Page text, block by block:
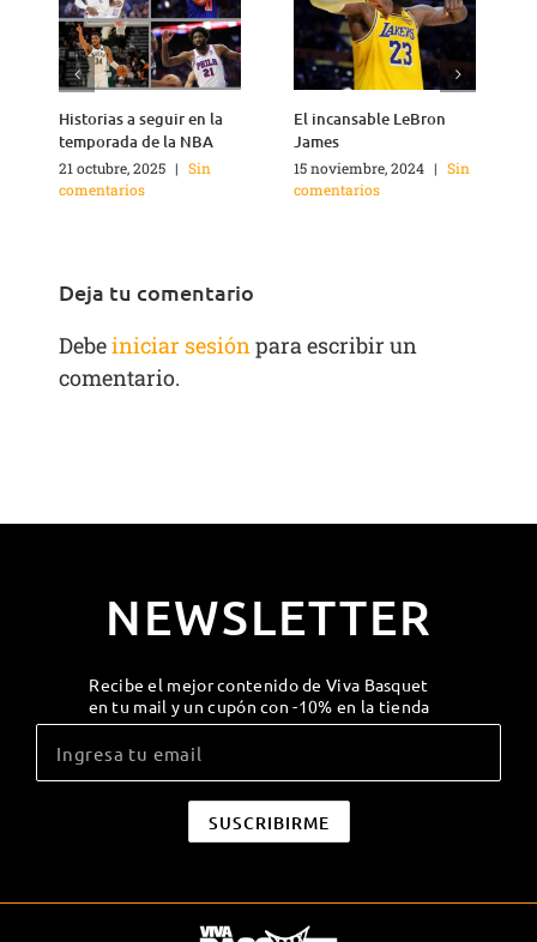
Historias a seguir en la
temporada de la NBA
21 octubre, 2025 | Sin
comentarios
El incansable LeBron
James
15 noviembre, 2024 | Sin
comentarios
Deja tu comentario
Debeiniciar sesiónpara escribir un
comentario.
NEWSLETTER
Recibe el mejor contenido de Viva Basquet
en tu mail y un cupón con -10% en la tienda